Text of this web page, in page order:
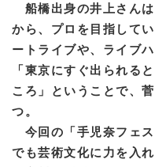
船橋出身の井上さん
から、プロを目指して
ートライブや、ライブ
「東京にすぐ出られる
ころ」ということで、
つ。
今回の「手児奈フェス
でも芸術文化に力を入